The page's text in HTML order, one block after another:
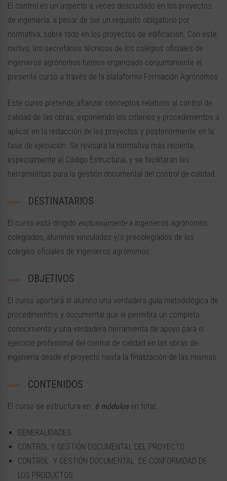
El control es un aspecto a veces descuidado en los proyectos
de ingeniería, a pesar de ser un requisito obligatorio por
normativa, sobre todo en los proyectos de edificación. Con este
motivo, los secretarios técnicos de los colegios oficiales de
ingenieros agrónomos hemos organizado conjuntamente el
presente curso a través de la plataforma Formación Agrónomos
Este curso pretende afianzar conceptos relativos al control de
calidad de las obras, exponiendo los criterios y procedimientos a
aplicar en la redacción de los proyectos y posteriormente en la
fase de ejecución. Se revisará la normativa más reciente,
especialmente el Código Estructural, y se facilitarán las
herramientas para la gestión documental del control de calidad.
DESTINATARIOS
El curso está dirigido exclusivamentea ingenieros agrónomos
colegiados, alumnos vinculados y/o precolegiados de los
colegios oficiales de ingenieros agrónomos.
OBJETIVOS
El curso aportará al alumno una verdadera guía metodológica de
procedimientos y documental que le permitirá un completo
conocimiento y una verdadera herramienta de apoyo para el
ejercicio profesional del control de calidad en las obras de
ingeniería desde el proyecto hasta la finalización de las mismas.
CONTENIDOS
El curso se estructura en 6 módulos en total:
GENERALIDADES.
CONTROL Y GESTIÓN DOCUMENTAL DEL PROYECTO
CONTROL Y GESTIÓN DOCUMENTAL DE CONFORMIDAD DE
LOS PRODUCTOS